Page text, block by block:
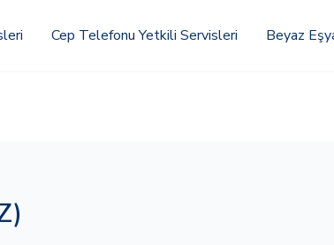
Cep Telefonu Yetkili Servisleri Beyaz